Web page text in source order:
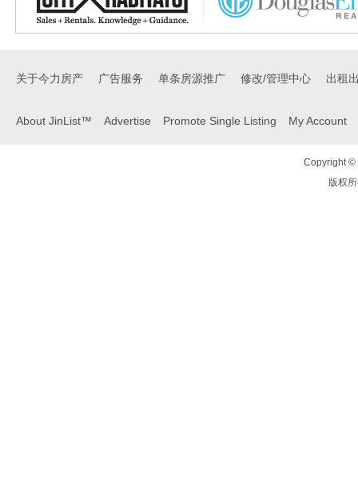
关于今力房产 广告服务 单条房源推广 修改/管理中心 出租
About JinList™ Advertise Promote Single Listing My Account
Copyright ©
版权